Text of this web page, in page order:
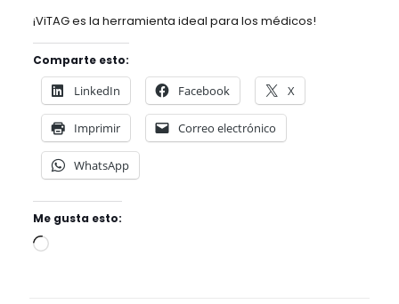
¡ViTAG es la herramienta ideal para los médicos!
Comparte esto:
LinkedIn Facebook X
Imprimir Correo electrónico
WhatsApp
Me gusta esto:
Cargando...